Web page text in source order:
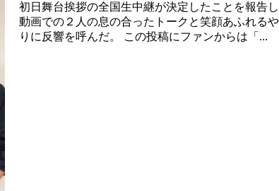
初日舞台挨拶の全国生中継が決定したことを報告し
動画での２人の息の合ったトークと笑顔あふれる
りに反響を呼んだ。 この投稿にファンからは「...